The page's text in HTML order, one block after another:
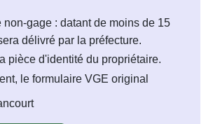
non-gage : datant de moins de 15
délivré par la préfecture.
pièce d'identité du propriétaire.
le formulaire VGE original